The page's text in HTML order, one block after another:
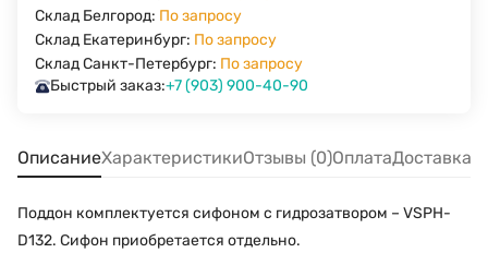
Склад Белгород: По запросу
Склад Екатеринбург: По запросу
Склад Санкт-Петербург: По запросу
Быстрый заказ:+7 (903) 900-40-90
ОписаниеХарактеристикиОтзывы (0)ОплатаДоставка
Поддон комплектуется сифоном с гидрозатвором – VSPH-
D132. Сифон приобретается отдельно.